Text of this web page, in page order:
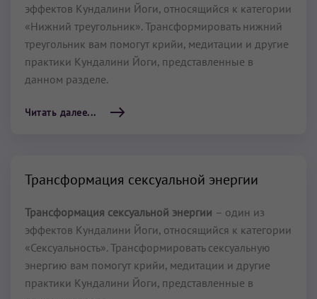
эффектов Кундалини Йоги, относящийся к категории
«Нижний треугольник». Трансформировать нижний
треугольник вам помогут крийи, медитации и другие
практики Кундалини Йоги, представленные в
данном разделе.
Читать далее...
Трансформация сексуальной энергии
Трансформация сексуальной энергии – один из
эффектов Кундалини Йоги, относящийся к категории
«Сексуальность». Трансформировать сексуальную
энергию вам помогут крийи, медитации и другие
практики Кундалини Йоги, представленные в